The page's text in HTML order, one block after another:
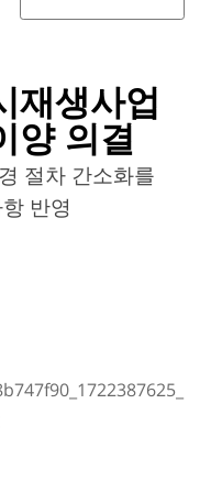
재생사업
양 의결
절차 간소화를
반영